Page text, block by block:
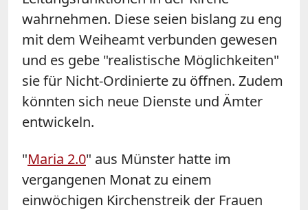
wahrnehmen. Diese seien bislang zu eng
mit dem Weiheamt verbunden gewesen
und es gebe "realistische Möglichkeiten"
sie für Nicht-Ordinierte zu öffnen. Zudem
könnten sich neue Dienste und Ämter
entwickeln.
"Maria 2.0" aus Münster hatte im
vergangenen Monat zu einem
einwöchigen Kirchenstreik der Frauen